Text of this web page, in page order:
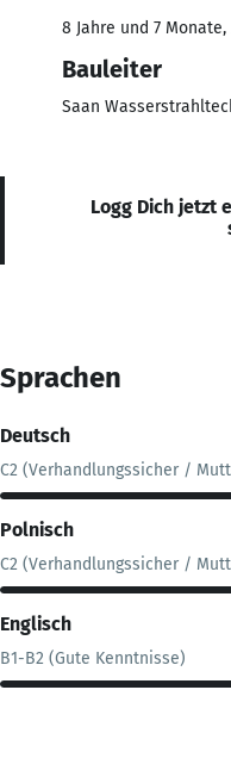
8 Jahre und 7 Monate,
Bauleiter
Saan
Logg Dich jetzt
Sprachen
Deutsch
C2 (Verhandlungssicher /
Polnisch
C2 (Verhandlungssicher /
Englisch
B1-B2 (Gute Kenntnisse)